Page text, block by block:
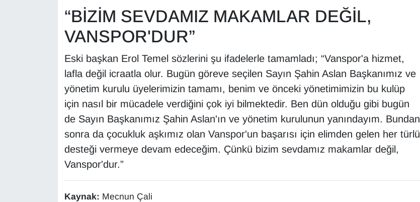
“BİZİM SEVDAMIZ MAKAMLAR DEĞİL,
VANSPOR'DUR”
Eski başkan Erol Temel sözlerini şu ifadelerle tamamladı; “Vanspor'a hizmet,
lafla değil icraatla olur. Bugün göreve seçilen Sayın Şahin Aslan Başkanımız ve
yönetim kurulu üyelerimizin tamamı, benim ve önceki yönetimimizin bu kulüp
için nasıl bir mücadele verdiğini çok iyi bilmektedir. Ben dün olduğu gibi bugün
de Sayın Başkanımız Şahin Aslan'ın ve yönetim kurulunun yanındayım. Bundan
sonra da çocukluk aşkımız olan Vanspor'un başarısı için elimden gelen her türlü
desteği vermeye devam edeceğim. Çünkü bizim sevdamız makamlar değil,
Vanspor'dur.”
Kaynak: Mecnun Çali